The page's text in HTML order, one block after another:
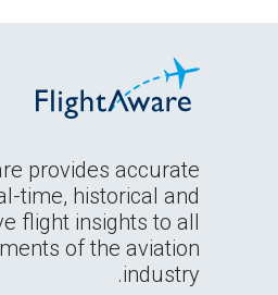
provides accurate
time, historical and
flight insights to all
of the aviation
industry.